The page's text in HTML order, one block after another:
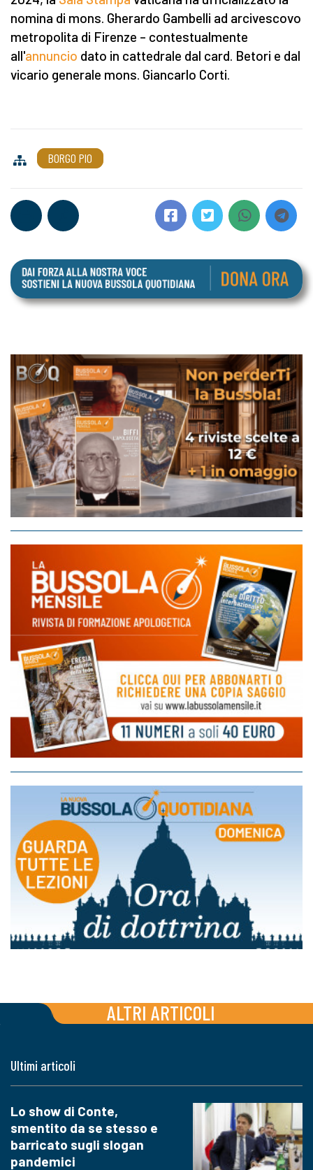
nomina di mons. Gherardo Gambelli ad arcivescovo
metropolita di Firenze – contestualmente
all'annuncio dato in cattedrale dal card. Betori e dal
vicario generale mons. Giancarlo Corti.
BORGO PIO
ALTRI ARTICOLI
Ultimi articoli
Lo show di Conte,
smentito da se stesso e
barricato sugli slogan
pandemici